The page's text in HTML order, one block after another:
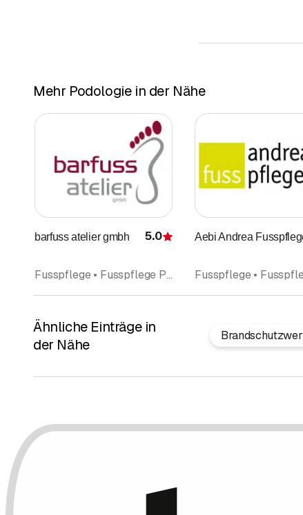
Mehr Podologie in der Nähe
barfuss atelier gmbh Bewertung
5.0
Fusspflege • Fusspflege Pediküre • Podologie • Massage • Gesundheits- und Sportmassage
Aebi Andrea
Ähnliche Einträge in
der Nähe